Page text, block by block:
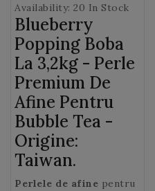
Availability: 20 In Stock
Blueberry
Popping Boba
La 3,2kg - Perle
Premium De
Afine Pentru
Bubble Tea -
Origine:
Taiwan.
Perlele de afine pentru